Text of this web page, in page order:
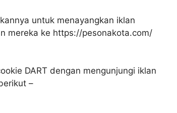
untuk menayangkan iklan
mereka ke https://pesonakota.com/
DART dengan mengunjungi iklan
–